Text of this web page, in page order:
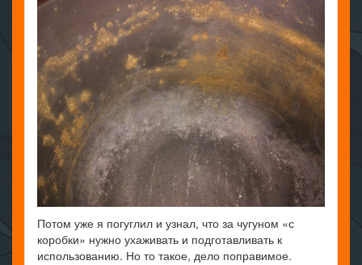
Потом уже я погуглил и узнал, что за чугуном «с
коробки» нужно ухаживать и подготавливать к
использованию. Но то такое, дело поправимое.